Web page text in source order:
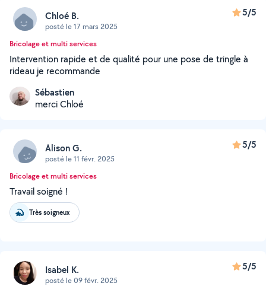
Chloé B.
posté le 17 mars 2025
5/5
Bricolage et multi services
Intervention rapide et de qualité pour une pose de tringle à
rideau je recommande
Sébastien
merci Chloé
Alison G.
posté le 11 févr. 2025
5/5
Bricolage et multi services
Travail soigné !
Très soigneux
Isabel K.
posté le 09 févr. 2025
5/5